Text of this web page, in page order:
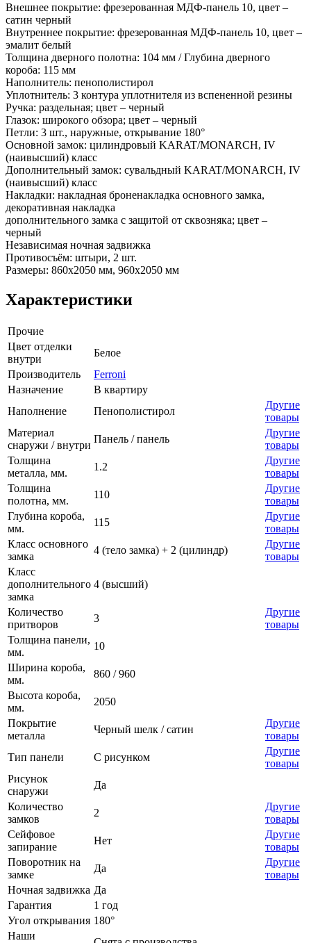
Внешнее покрытие: фрезерованная МДФ-панель 10, цвет –
сатин черный
Внутреннее покрытие: фрезерованная МДФ-панель 10, цвет –
эмалит белый
Толщина дверного полотна: 104 мм / Глубина дверного
короба: 115 мм
Наполнитель: пенополистирол
Уплотнитель: 3 контура уплотнителя из вспененной резины
Ручка: раздельная; цвет – черный
Глазок: широкого обзора; цвет – черный
Петли: 3 шт., наружные, открывание 180°
Основной замок: цилиндровый KARAT/MONARCH, IV
(наивысший) класс
Дополнительный замок: сувальдный KARAT/MONARCH, IV
(наивысший) класс
Накладки: накладная броненакладка основного замка,
декоративная накладка
дополнительного замка с защитой от сквозняка; цвет –
черный
Независимая ночная задвижка
Противосъём: штыри, 2 шт.
Размеры: 860х2050 мм, 960х2050 мм
Характеристики
Прочие
Цвет отделки
внутри
Белое
Производитель
Ferroni
Назначение
В квартиру
Наполнение
Пенополистирол
Другие
товары
Материал
снаружи / внутри
Панель / панель
Другие
товары
Толщина
металла, мм.
1.2
Другие
товары
Толщина
полотна, мм.
110
Другие
товары
Глубина короба,
мм.
115
Другие
товары
Класс основного
замка
4 (тело замка) + 2 (цилиндр)
Другие
товары
Класс
дополнительного
замка
4 (высший)
Количество
притворов
3
Другие
товары
Толщина панели,
мм.
10
Ширина короба,
мм.
860 / 960
Высота короба,
мм.
2050
Покрытие
металла
Черный шелк / сатин
Другие
товары
Тип панели
С рисунком
Другие
товары
Рисунок
снаружи
Да
Количество
замков
2
Другие
товары
Сейфовое
запирание
Нет
Другие
товары
Поворотник на
замке
Да
Другие
товары
Ночная задвижка Да
Гарантия
1 год
Угол открывания 180°
Наши